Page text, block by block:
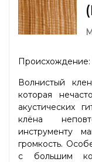
Происхождение:
Волнистый
которая
акустических
клёна
инструменту
громкость.
с большим